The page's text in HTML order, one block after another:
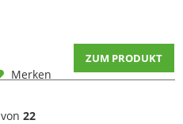
ZUM PRODUKT
Merken
von 22